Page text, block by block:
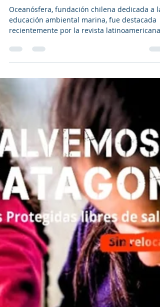
20 feb 1 min de lectura
Revista Tierra Bella:
Oceanósfera es destacada por
Somos el Cambio por impulsar
cultura oceánica en Chile
Oceanósfera, fundación chilena dedicada a la
educación ambiental marina, fue destacada
recientemente por la revista latinoamericana
especializada en ambiente y cambio climático
Somos el Cambio, en una entrevista a su
presidenta, la Dra. Carolina J. Zagal, que pone
en valor su trayectoria desde 2019
construyendo una cultura oceánica en Chile.